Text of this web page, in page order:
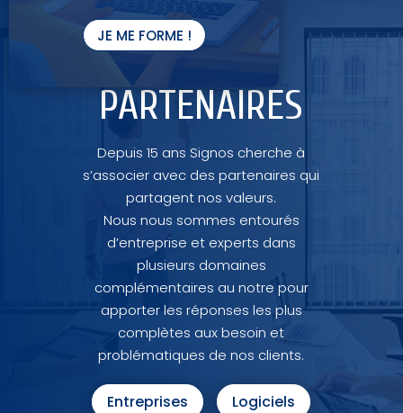
NOS
PARTENAIRES
Depuis 15 ans Signos cherche à
s’associer avec des partenaires qui
partagent nos valeurs.
Nous nous sommes entourés
d’entreprise et experts dans
plusieurs domaines
complémentaires au notre pour
apporter les réponses les plus
complètes aux besoin et
problématiques de nos clients.
Entreprises Logiciels
JE ME FORME !